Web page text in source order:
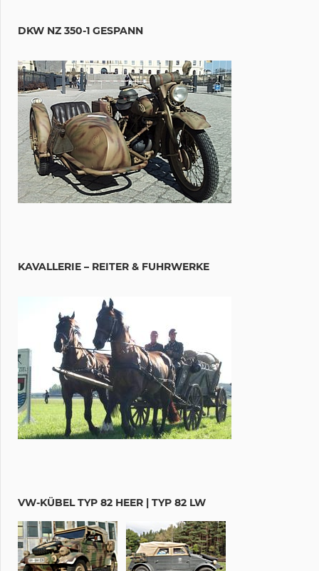
DKW NZ 350-1 GESPANN
KAVALLERIE – REITER & FUHRWERKE
VW-KÜBEL TYP 82 HEER | TYP 82 LW